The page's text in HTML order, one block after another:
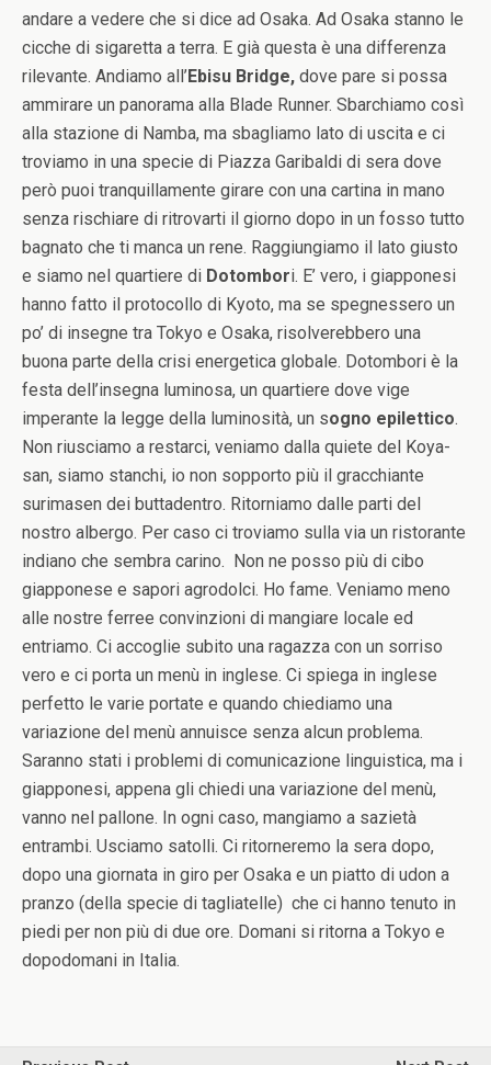
andare a vedere che si dice ad Osaka. Ad Osaka stanno le
cicche di sigaretta a terra. E già questa è una differenza
rilevante. Andiamo all’Ebisu Bridge, dove pare si possa
ammirare un panorama alla Blade Runner. Sbarchiamo così
alla stazione di Namba, ma sbagliamo lato di uscita e ci
troviamo in una specie di Piazza Garibaldi di sera dove
però puoi tranquillamente girare con una cartina in mano
senza rischiare di ritrovarti il giorno dopo in un fosso tutto
bagnato che ti manca un rene. Raggiungiamo il lato giusto
e siamo nel quartiere di Dotombori. E’ vero, i giapponesi
hanno fatto il protocollo di Kyoto, ma se spegnessero un
po’ di insegne tra Tokyo e Osaka, risolverebbero una
buona parte della crisi energetica globale. Dotombori è la
festa dell’insegna luminosa, un quartiere dove vige
imperante la legge della luminosità, un sogno epilettico.
Non riusciamo a restarci, veniamo dalla quiete del Koya-
san, siamo stanchi, io non sopporto più il gracchiante
surimasen dei buttadentro. Ritorniamo dalle parti del
nostro albergo. Per caso ci troviamo sulla via un ristorante
indiano che sembra carino. Non ne posso più di cibo
giapponese e sapori agrodolci. Ho fame. Veniamo meno
alle nostre ferree convinzioni di mangiare locale ed
entriamo. Ci accoglie subito una ragazza con un sorriso
vero e ci porta un menù in inglese. Ci spiega in inglese
perfetto le varie portate e quando chiediamo una
variazione del menù annuisce senza alcun problema.
Saranno stati i problemi di comunicazione linguistica, ma i
giapponesi, appena gli chiedi una variazione del menù,
vanno nel pallone. In ogni caso, mangiamo a sazietà
entrambi. Usciamo satolli. Ci ritorneremo la sera dopo,
dopo una giornata in giro per Osaka e un piatto di udon a
pranzo (della specie di tagliatelle) che ci hanno tenuto in
piedi per non più di due ore. Domani si ritorna a Tokyo e
dopodomani in Italia.